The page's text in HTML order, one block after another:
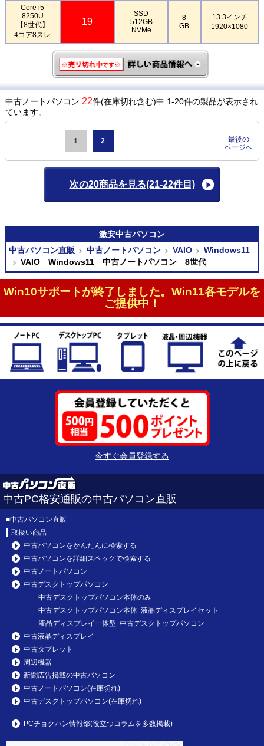
Core i5
8250U
【8世代】
4コア8スレ
19
SSD
512GB
NVMe
8
GB
13.3インチ
1920×1080
中古ノートパソコン 22件(在庫切れ含む)中 1-20件の製品が表示され
ています。
1 2
最後の
ページへ
次の20商品を見る(21-22件目)
激安中古パソコン
中古パソコン直販
中古ノートパソコン VAIO
Windows11
VAIO Windows11 中古ノートパソコン 8世代
Win10サポートが終了しました。Win11各モデルを
ご提供中！
今すぐ会員登録する
中古PC格安通販の中古パソコン直販
■中古パソコン直販
取扱い商品
中古パソコンをかんたんに検索する
中古パソコンを詳細スペックで検索する
中古ノートパソコン
中古デスクトップパソコン
中古デスクトップパソコン本体のみ
中古デスクトップパソコン本体 液晶ディスプレイセット
液晶ディスプレイ一体型 中古デスクトップパソコン
中古液晶ディスプレイ
中古タブレット
周辺機器
新聞広告掲載の中古パソコン
中古ノートパソコン(在庫切れ)
中古デスクトップパソコン(在庫切れ)
PCチョクハン情報部(役立つコラムを多数掲載)